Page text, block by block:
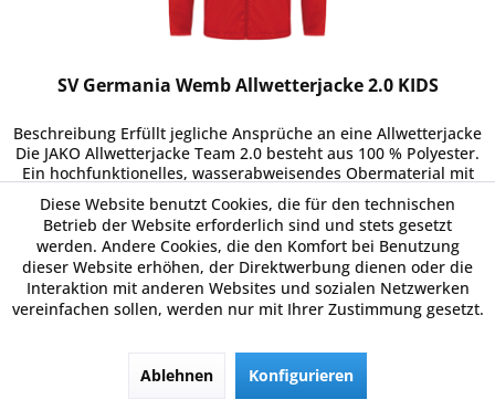
SV Germania Wemb Allwetterjacke 2.0 KIDS
Beschreibung Erfüllt jegliche Ansprüche an eine Allwetterjacke
Die JAKO Allwetterjacke Team 2.0 besteht aus 100 % Polyester.
Ein hochfunktionelles, wasserabweisendes Obermaterial mit
PU-Beschichtung hält dich bei jedem Wetter trocken....
21,99 € *
Merken
Diese Website benutzt Cookies, die für den technischen
Betrieb der Website erforderlich sind und stets gesetzt
werden. Andere Cookies, die den Komfort bei Benutzung
dieser Website erhöhen, der Direktwerbung dienen oder die
Interaktion mit anderen Websites und sozialen Netzwerken
vereinfachen sollen, werden nur mit Ihrer Zustimmung gesetzt.
Ablehnen Konfigurieren